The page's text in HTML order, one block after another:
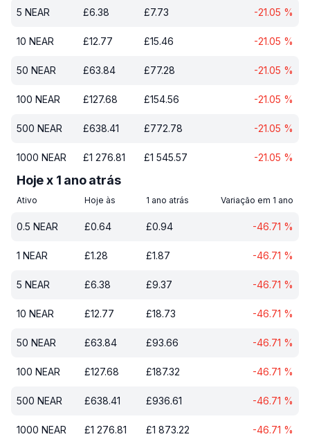
5 NEAR £6.38 £7.73 -21.05 %
10 NEAR £12.77 £15.46 -21.05 %
50 NEAR £63.84 £77.28 -21.05 %
100 NEAR £127.68 £154.56 -21.05 %
500 NEAR £638.41 £772.78 -21.05 %
1000 NEAR £1 276.81 £1 545.57 -21.05 %
Hoje x 1 ano atrás
Ativo Hoje às 1 ano atrás Variação em 1 ano
0.5 NEAR £0.64 £0.94 -46.71 %
1 NEAR £1.28 £1.87 -46.71 %
5 NEAR £6.38 £9.37 -46.71 %
10 NEAR £12.77 £18.73 -46.71 %
50 NEAR £63.84 £93.66 -46.71 %
100 NEAR £127.68 £187.32 -46.71 %
500 NEAR £638.41 £936.61 -46.71 %
1000 NEAR £1 276.81 £1 873.22 -46.71 %